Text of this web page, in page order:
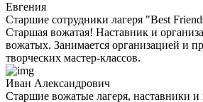
Евгения
Старшие сотрудники лагеря "Best
Старшая вожатая! Наставник и
вожатых. Занимается организацией и
творческих мастер-классов.
Иван Александрович
Старшие вожатые лагеря, наставники и